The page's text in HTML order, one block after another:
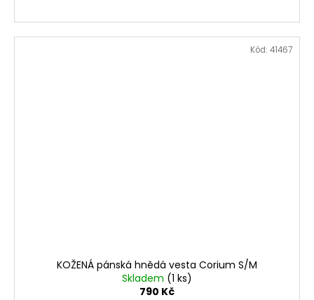
KOŽENÁ pánská hnědá vesta Corium S/M
Skladem (1 ks)
790 Kč
Kód: 41467